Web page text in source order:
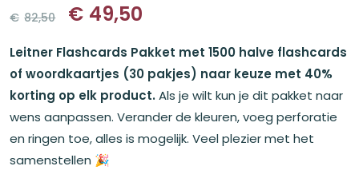
€ 82,50
Oorspronkelijke
prijs
was:
€82,50.
€ 49,50
Huidige
prijs
is:
€49,50.
Leitner Flashcards Pakket met 1500 halve flashcards
of woordkaartjes (30 pakjes) naar keuze met 40%
korting op elk product.Als je wilt kun je dit pakket naar
wens aanpassen. Verander de kleuren, voeg perforatie
en ringen toe, alles is mogelijk. Veel plezier met het
samenstellen 🎉